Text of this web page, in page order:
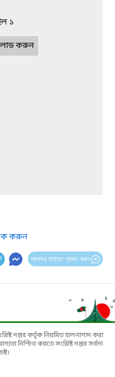
১
করুন
করুন
আপনার মতামত প্রদান করুন
দপ্তর কর্তৃক নিয়মিত হালনাগাদ করা
নিশ্চিত করতে সংশ্লিষ্ট দপ্তর সর্বদা